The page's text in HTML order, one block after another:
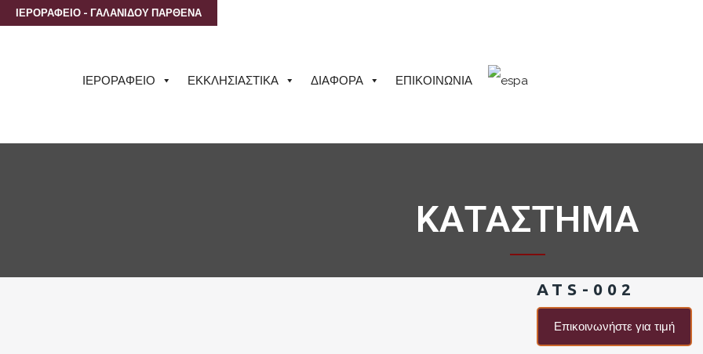
ΙΕΡΟΡΑΦΕΙΟ - ΓΑΛΑΝΙΔΟΥ ΠΑΡΘΕΝΑ
ΙΕΡΟΡΑΦΕΙΟ ΕΚΚΛΗΣΙΑΣΤΙΚΑ ΔΙΑΦΟΡΑ ΕΠΙΚΟΙΝΩΝΙΑ
ΚΑΤΑΣΤΗΜΑ
ATS-002
Επικοινωνήστε για τιμή